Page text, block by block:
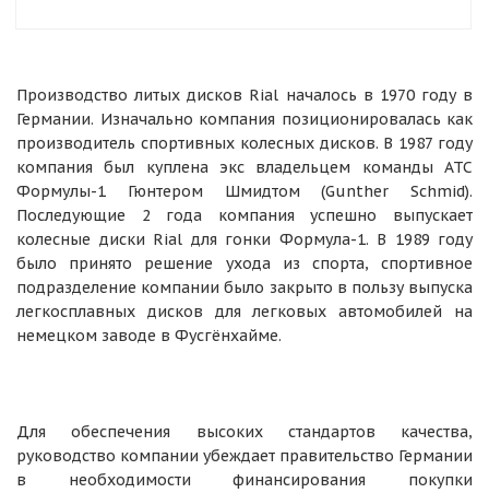
Производство литых дисков Rial началось в 1970 году в
Германии. Изначально компания позиционировалась как
производитель спортивных колесных дисков. В 1987 году
компания был куплена экс владельцем команды ATC
Формулы-1 Гюнтером Шмидтом (Gunther Schmid).
Последующие 2 года компания успешно выпускает
колесные диски Rial для гонки Формула-1. В 1989 году
было принято решение ухода из спорта, спортивное
подразделение компании было закрыто в пользу выпуска
легкосплавных дисков для легковых автомобилей на
немецком заводе в Фусгёнхайме.
Для обеспечения высоких стандартов качества,
руководство компании убеждает правительство Германии
в необходимости финансирования покупки